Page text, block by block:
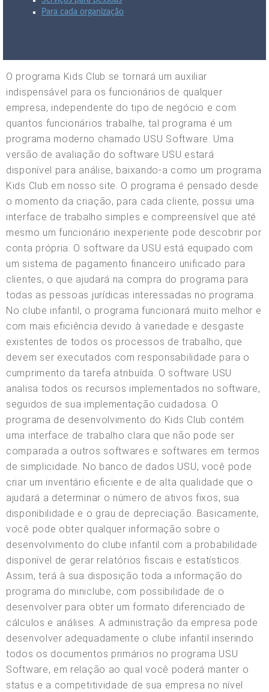
Para cada organização
O programa Kids Club se tornará um auxiliar
indispensável para os funcionários de qualquer
empresa, independente do tipo de negócio e com
quantos funcionários trabalhe, tal programa é um
programa moderno chamado USU Software. Uma
versão de avaliação do software USU estará
disponível para análise, baixando-a como um programa
Kids Club em nosso site. O programa é pensado desde
o momento da criação, para cada cliente, possui uma
interface de trabalho simples e compreensível que até
mesmo um funcionário inexperiente pode descobrir por
conta própria. O software da USU está equipado com
um sistema de pagamento financeiro unificado para
clientes, o que ajudará na compra do programa para
todas as pessoas jurídicas interessadas no programa.
No clube infantil, o programa funcionará muito melhor e
com mais eficiência devido à variedade e desgaste
existentes de todos os processos de trabalho, que
devem ser executados com responsabilidade para o
cumprimento da tarefa atribuída. O software USU
analisa todos os recursos implementados no software,
seguidos de sua implementação cuidadosa. O
programa de desenvolvimento do Kids Club contém
uma interface de trabalho clara que não pode ser
comparada a outros softwares e softwares em termos
de simplicidade. No banco de dados USU, você pode
criar um inventário eficiente e de alta qualidade que o
ajudará a determinar o número de ativos fixos, sua
disponibilidade e o grau de depreciação. Basicamente,
você pode obter qualquer informação sobre o
desenvolvimento do clube infantil com a probabilidade
disponível de gerar relatórios fiscais e estatísticos.
Assim, terá à sua disposição toda a informação do
programa do miniclube, com possibilidade de o
desenvolver para obter um formato diferenciado de
cálculos e análises. A administração da empresa pode
desenvolver adequadamente o clube infantil inserindo
todos os documentos primários no programa USU
Software, em relação ao qual você poderá manter o
status e a competitividade de sua empresa no nível